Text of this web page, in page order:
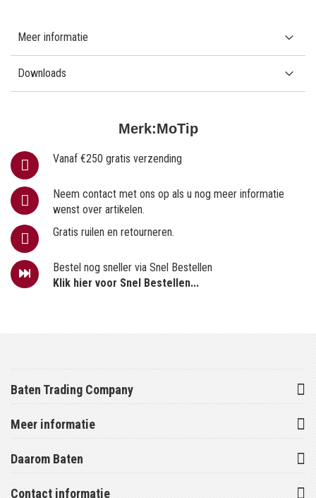
Merk:MoTip
Vanaf €250 gratis verzending
Neem contact met ons op als u nog meer informatie
wenst over artikelen.
Gratis ruilen en retourneren.
Bestel nog sneller via Snel Bestellen
Klik hier voor Snel Bestellen...
Meer informatie
Downloads
Baten Trading Company
Meer informatie
Daarom Baten
Contact informatie